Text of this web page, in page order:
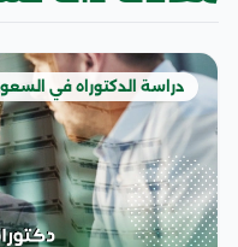
دراسة الدكتوراه في